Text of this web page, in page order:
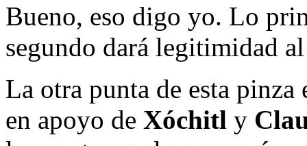
Bueno, eso digo yo. Lo
segundo dará legitimidad
La otra punta de esta pinza
en apoyo de Xóchitl y